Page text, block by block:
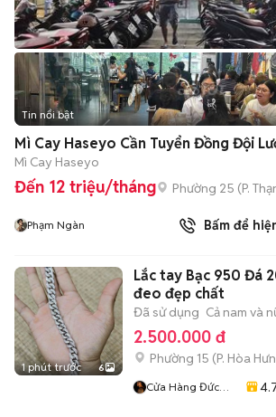
Tin nổi bật
Mì Cay Haseyo Cần Tuyển Đồng Đội
Mì Cay Haseyo
Đến 12 triệu/tháng Phường 25 (P.
Phạm Ngàn Bấm để
1 phút trước 6
Lắc tay Bạc 950 Đá
đeo đẹp chất
Đã sử dụng Cả nam và
2.500.000 đ
Phường 15 (P. Hòa
Cửa Hàng Đức